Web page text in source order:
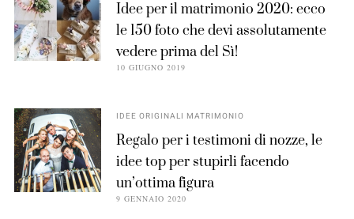
Idee per il matrimonio 2020: ecco
le 150 foto che devi assolutamente
vedere prima del Sì!
10 GIUGNO 2019
IDEE ORIGINALI MATRIMONIO
Regalo per i testimoni di nozze, le
idee top per stupirli facendo
un’ottima figura
9 GENNAIO 2020